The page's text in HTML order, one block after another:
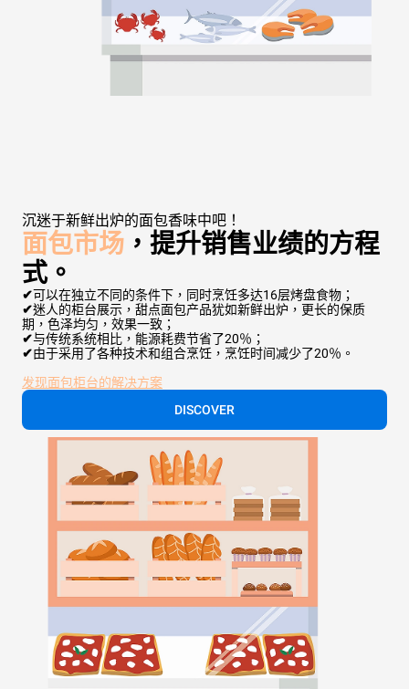
沉迷于新鲜出炉的面包香味中吧！
面包市场 ，提升销售业绩的方程
式。
✔可以在独立不同的条件下，同时烹饪多达16层烤盘食物；
✔迷人的柜台展示，甜点面包产品犹如新鲜出炉，更长的保质
期，色泽均匀，效果一致；
✔与传统系统相比，能源耗费节省了20％；
✔由于采用了各种技术和组合烹饪，烹饪时间减少了20％。
发现面包柜台的解决方案
DISCOVER